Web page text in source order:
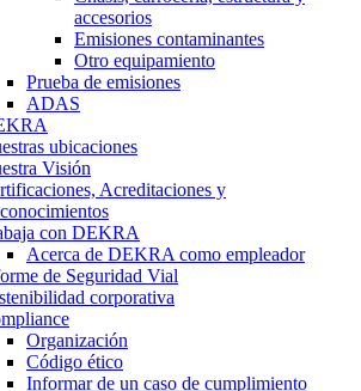
accesorios
Emisiones contaminantes
Otro equipamiento
Prueba de emisiones
ADAS
ubicaciones
Visión
Acreditaciones y
con DEKRA
Acerca de DEKRA como empleador
de Seguridad Vial
corporativa
Organización
Código ético
Informar de un caso de cumplimiento